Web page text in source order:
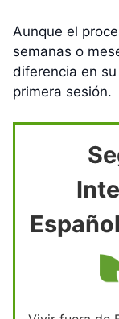
Aunque el
semanas o
diferencia en
primera sesión.